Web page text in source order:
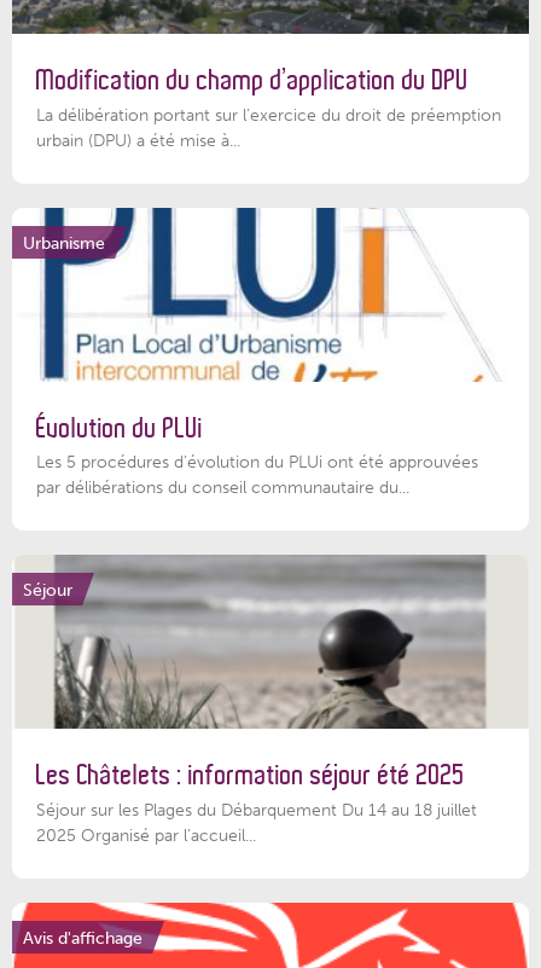
Modification du champ d’application du DPU
La délibération portant sur l’exercice du droit de préemption
urbain (DPU) a été mise à...
Urbanisme
Évolution du PLUi
Les 5 procédures d’évolution du PLUi ont été approuvées
par délibérations du conseil communautaire du...
Séjour
Les Châtelets : information séjour été 2025
Séjour sur les Plages du Débarquement Du 14 au 18 juillet
2025 Organisé par l’accueil...
Avis d'affichage